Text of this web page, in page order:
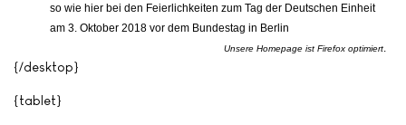
so wie hier bei den Feierlichkeiten zum Tag der Deutschen Einheit
am 3. Oktober 2018 vor dem Bundestag in Berlin
Unsere Homepage ist Firefox optimiert
{/desktop}
{tablet}